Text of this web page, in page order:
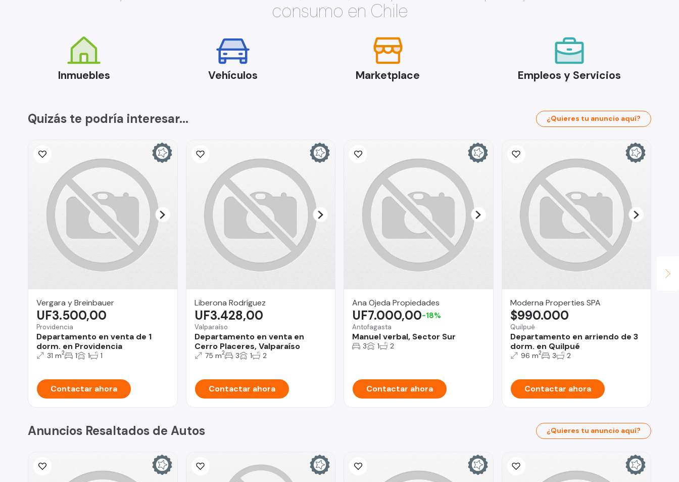
consumo en Chile
Inmuebles Vehículos Marketplace Empleos y Servicios
Quizás te podría interesar... ¿Quieres tu anuncio aquí?
Vergara y Breinbauer
Providencia
Departamento en venta de 1
dorm. en Providencia
UF3.500,00
31 m2 1 1 1
Contactar ahora
Liberona Rodríguez
Valparaíso
Departamento en venta en
Cerro Placeres, Valparaíso
UF3.428,00
75 m2 3 1 2
Contactar ahora
Ana Ojeda Propiedades
Antofagasta
Manuel verbal, Sector Sur
UF7.000,00-18%
3 1 2
Contactar ahora
Moderna Properties SPA
Quilpué
Departamento en arriendo de 3
dorm. en Quilpué
$990.000
96 m2 3 2
Contactar ahora
Anuncios Resaltados de Autos ¿Quieres tu anuncio aquí?